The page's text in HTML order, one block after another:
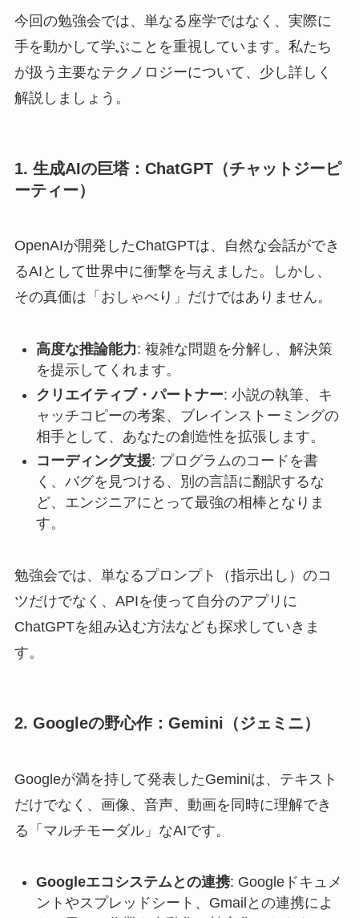
今回の勉強会では、単なる座学ではなく、実際に
手を動かして学ぶことを重視しています。私たち
が扱う主要なテクノロジーについて、少し詳しく
解説しましょう。
1. 生成AIの巨塔：ChatGPT（チャットジーピ
ーティー）
OpenAIが開発したChatGPTは、自然な会話ができ
るAIとして世界中に衝撃を与えました。しかし、
その真価は「おしゃべり」だけではありません。
高度な推論能力: 複雑な問題を分解し、解決策
を提示してくれます。
クリエイティブ・パートナー: 小説の執筆、キ
ャッチコピーの考案、ブレインストーミングの
相手として、あなたの創造性を拡張します。
コーディング支援: プログラムのコードを書
く、バグを見つける、別の言語に翻訳するな
ど、エンジニアにとって最強の相棒となりま
す。
勉強会では、単なるプロンプト（指示出し）のコ
ツだけでなく、APIを使って自分のアプリに
ChatGPTを組み込む方法なども探求していきま
す。
2. Googleの野心作：Gemini（ジェミニ）
Googleが満を持して発表したGeminiは、テキスト
だけでなく、画像、音声、動画を同時に理解でき
る「マルチモーダル」なAIです。
Googleエコシステムとの連携: Googleドキュメ
ントやスプレッドシート、Gmailとの連携によ